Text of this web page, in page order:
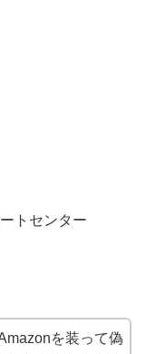
トセンター
を装って偽